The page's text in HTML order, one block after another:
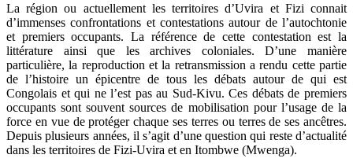
La région ou actuellement les territoires d’Uvira et Fizi connait
d’immenses confrontations et contestations autour de l’autochtonie
et premiers occupants. La référence de cette contestation est la
littérature ainsi que les archives coloniales. D’une manière
particulière, la reproduction et la retransmission a rendu cette partie
de l’histoire un épicentre de tous les débats autour de qui est
Congolais et qui ne l’est pas au Sud-Kivu. Ces débats de premiers
occupants sont souvent sources de mobilisation pour l’usage de la
force en vue de protéger chaque ses terres ou terres de ses ancêtres.
Depuis plusieurs années, il s’agit d’une question qui reste d’actualité
dans les territoires de Fizi-Uvira et en Itombwe (Mwenga).